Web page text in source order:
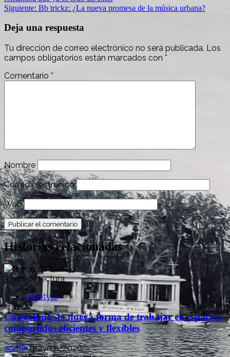
Siguiente: Bb trickz: ¿La nueva promesa de la música urbana?
Deja una respuesta
Tu dirección de correo electrónico no será publicada. Los
campos obligatorios están marcados con *
Comentario *
Nombre
Correo electrónico
Web
Historias relacionadas
3 min de lectura
Lifestyle
Coworking: la nueva forma de trabajar en espacios
compartidos eficientes y flexibles
adminmayo 8, 2026